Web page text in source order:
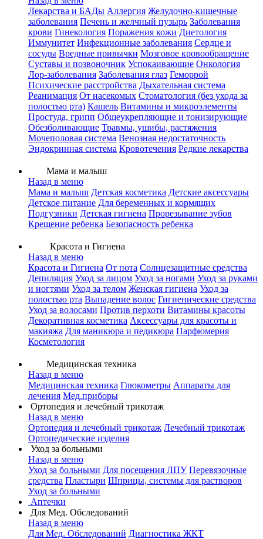
Лекарства и БАДы Аллергия Желудочно-кишечные
заболевания Печень и желчный пузырь Заболевания
крови Гинекология Поражения кожи Диетология
Иммунитет Инфекционные заболевания Сердце и
сосуды Вредные привычки Мозговое кровообращение
Суставы и позвоночник Успокаивающие Онкология
Лор-заболевания Заболевания глаз Геморрой
Психические расстройства Дыхательная система
Реанимация От насекомых Стоматология (без ухода за
полостью рта) Кашель Витамины и микроэлементы
Простуда, грипп Общеукрепляющие и тонизирующие
Обезболивающие Травмы, ушибы, растяжения
Мочеполовая система Венозная недостаточность
Эндокринная система Кровотечения Редкие лекарства
Мама и малыш
Назад в меню
Мама и малыш Детская косметика Детские аксессуары
Детское питание Для беременных и кормящих
Подгузники Детская гигиена Прорезывание зубов
Крещение ребенка Безопасность ребенка
Красота и Гигиена
Назад в меню
Красота и Гигиена От пота Солнцезащитные средства
Депиляция Уход за лицом Уход за ногами Уход за руками
и ногтями Уход за телом Женская гигиена Уход за
полостью рта Выпадение волос Гигиенические средства
Уход за волосами Против перхоти Витамины красоты
Декоративная косметика Аксессуары для красоты и
макияжа Для маникюра и педикюра Парфюмерия
Косметология
Медицинская техника
Назад в меню
Медицинская техника Глюкометры Аппараты для
лечения Мед.приборы
Ортопедия и лечебный трикотаж
Назад в меню
Ортопедия и лечебный трикотаж Лечебный трикотаж
Ортопедические изделия
Уход за больными
Назад в меню
Уход за больными Для посещения ЛПУ Перевязочные
средства Пластыри Шприцы, системы для растворов
Уход за больными
Аптечки
Для Мед. Обследований
Назад в меню
Для Мед. Обследований Диагностика ЖКТ